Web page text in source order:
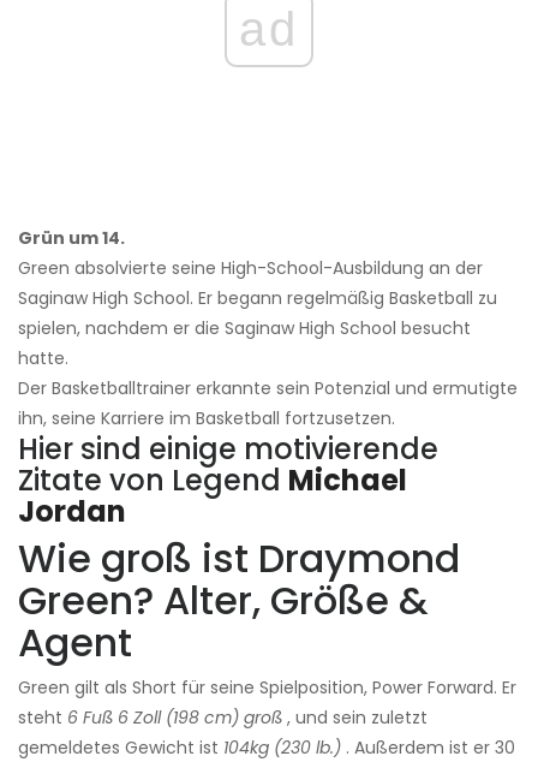
ad
Grün um 14.
Green absolvierte seine High-School-Ausbildung an der
Saginaw High School. Er begann regelmäßig Basketball zu
spielen, nachdem er die Saginaw High School besucht
hatte.
Der Basketballtrainer erkannte sein Potenzial und ermutigte
ihn, seine Karriere im Basketball fortzusetzen.
Hier sind einige motivierende
Zitate von Legend Michael
Jordan
Wie groß ist Draymond
Green? Alter, Größe &
Agent
Green gilt als Short für seine Spielposition, Power Forward. Er
steht 6 Fuß 6 Zoll (198 cm) groß , und sein zuletzt
gemeldetes Gewicht ist 104kg (230 lb.) . Außerdem ist er 30